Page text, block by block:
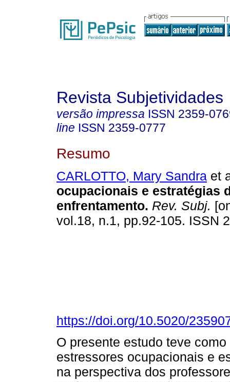
Revista Subjetividades
versão impressa ISSN 2359-
line ISSN 2359-0777
Resumo
CARLOTTO, Mary Sandra et
ocupacionais e estratégias
enfrentamento. Rev. Subj.
vol.18, n.1, pp.92-105. ISSN
https://doi.org/10.5020/
O presente estudo teve
estressores ocupacionais e
na perspectiva dos